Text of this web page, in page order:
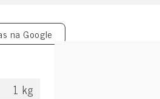
na Google
1 kg